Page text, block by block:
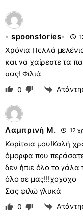
- spoonstories-
Χρόνια Πολλά
και να χαίρεστε τα
σας! Φιλιά
0
Λαμπρινή Μ. 12
Κορίτσια μου!Καλή
όμορφα που περάσατε
δεν ήπιε όλο το γάλα
όλο σε μας!!!χοχοχο
Σας φιλώ γλυκά!
0